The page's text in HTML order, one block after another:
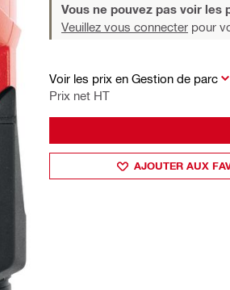
Vous ne pouvez pas voir les
Veuillez vous connecter pour
Voir les prix en Gestion de parc
Prix net HT
AJOUTER AUX